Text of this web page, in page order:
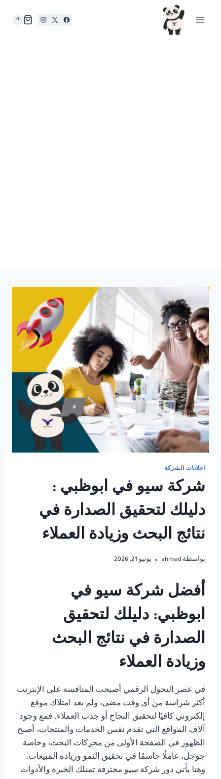
0
اعلانات الشركة
شركة سيو في ابوظبي :
دليلك لتحقيق الصدارة في
نتائج البحث وزيادة العملاء
بواسطة ahmed يونيو 21, 2026
أفضل شركة سيو في
ابوظبي: دليلك لتحقيق
الصدارة في نتائج البحث
وزيادة العملاء
في عصر التحول الرقمي أصبحت المنافسة على الإنترنت
أكثر شراسة من أي وقت مضى، ولم يعد امتلاك موقع
إلكتروني كافيًا لتحقيق النجاح أو جذب العملاء. فمع وجود
آلاف المواقع التي تقدم نفس الخدمات والمنتجات، أصبح
الظهور في الصفحة الأولى من محركات البحث، وخاصة
جوجل، عاملًا حاسمًا في تحقيق النمو وزيادة المبيعات.
وهنا يأتي دور شركة سيو محترفة تمتلك الخبرة والأدوات